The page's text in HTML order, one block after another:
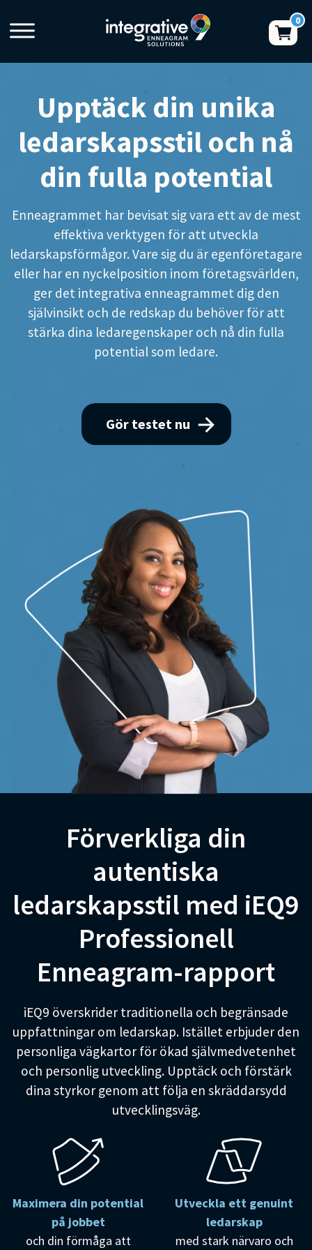
Upptäck din unika
ledarskapsstil och nå
din fulla potential
Enneagrammet har bevisat sig vara ett av de mest
effektiva verktygen för att utveckla
ledarskapsförmågor. Vare sig du är egenföretagare
eller har en nyckelposition inom företagsvärlden,
ger det integrativa enneagrammet dig den
självinsikt och de redskap du behöver för att
stärka dina ledaregenskaper och nå din fulla
potential som ledare.
Gör testet nu
Förverkliga din
autentiska
ledarskapsstil med iEQ9
Professionell
Enneagram-rapport
iEQ9 överskrider traditionella och begränsade
uppfattningar om ledarskap. Istället erbjuder den
personliga vägkartor för ökad självmedvetenhet
och personlig utveckling. Upptäck och förstärk
dina styrkor genom att följa en skräddarsydd
utvecklingsväg.
Maximera din potential
på jobbet
och din förmåga att
Utveckla ett genuint
ledarskap
med stark närvaro och